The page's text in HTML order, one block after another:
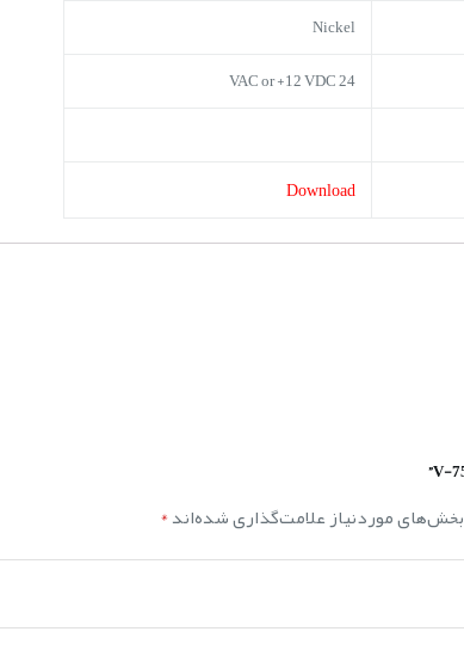
Nickel
24 VAC or +12 VDC
Download
بخش‌های موردنیاز علامت‌گذاری شده‌اند*